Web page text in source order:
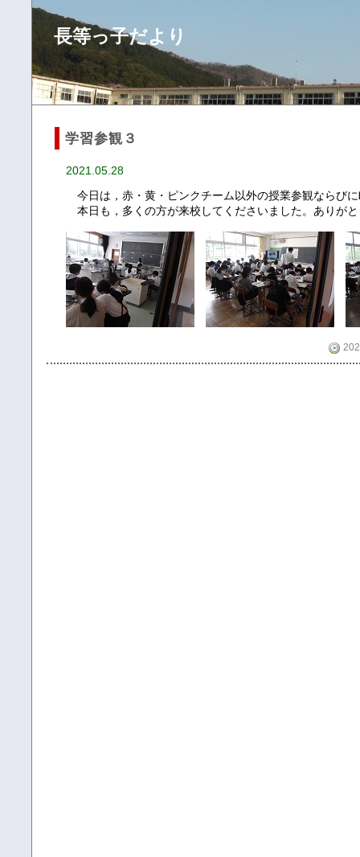
長等っ子だより
学習参観３
2021.05.28
今日は，赤・黄・ピンクチーム以外の授業参観ならび
本日も，多くの方が来校してくださいました。ありが